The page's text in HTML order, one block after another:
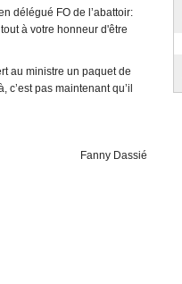
délégué FO de l’abattoir:
à votre honneur d'être
au ministre un paquet de
pas maintenant qu’il
Fanny Dassié